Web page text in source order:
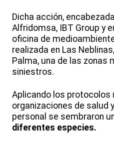
Dicha acción,
Alfridomsa, IBT Group y
oficina de
realizada en Las
Palma, una de las
siniestros.
Aplicando los protocolos
organizaciones de salud
personal se sembraron
diferentes especies.